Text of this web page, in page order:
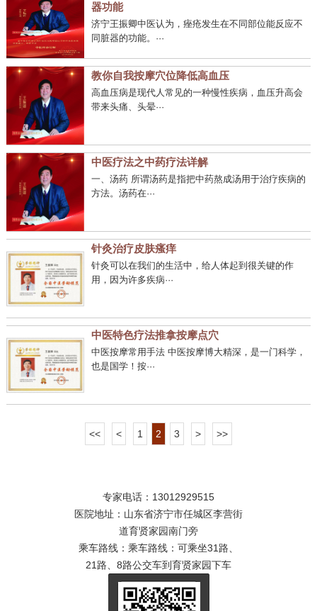
器功能
济宁王振卿中医认为，痤疮发生在不同部位能反应不
同脏器的功能。···
教你自我按摩穴位降低高血压
高血压病是现代人常见的一种慢性疾病，血压升高会
带来头痛、头晕···
中医疗法之中药疗法详解
一、汤药 所谓汤药是指把中药熬成汤用于治疗疾病的
方法。汤药在···
针灸治疗皮肤瘙痒
针灸可以在我们的生活中，给人体起到很关键的作
用，因为许多疾病···
中医特色疗法推拿按摩点穴
中医按摩常用手法 中医按摩博大精深，是一门科学，
也是国学！按···
<< < 1 2 3 > >>
专家电话：13012929515
医院地址：山东省济宁市任城区李营街
道育贤家园南门旁
乘车路线：乘车路线：可乘坐31路、
21路、8路公交车到育贤家园下车